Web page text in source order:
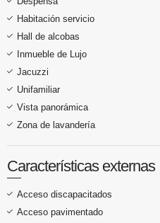
Habitación servicio
Hall de alcobas
Inmueble de Lujo
Jacuzzi
Unifamiliar
Vista panorámica
Zona de lavandería
Características externas
Acceso discapacitados
Acceso pavimentado